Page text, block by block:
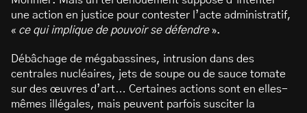
une action en justice pour contester l’acte administratif,
« ce qui implique de pouvoir se défendre».
Débâchage de mégabassines, intrusion dans des
centrales nucléaires, jets de soupe ou de sauce tomate
sur des œuvres d’art… Certaines actions sont en elles-
mêmes illégales, mais peuvent parfois susciter la